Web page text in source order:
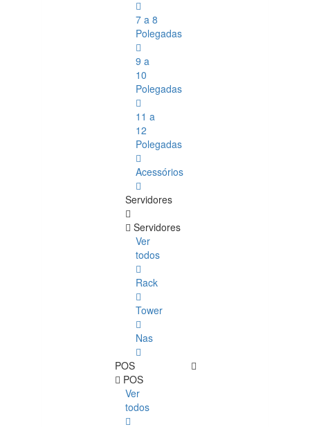
7 a 8
Polegadas
9 a
10
Polegadas
11 a
12
Polegadas
Acessórios
Servidores
Servidores
Ver
todos
Rack
Tower
Nas
POS
POS
Ver
todos